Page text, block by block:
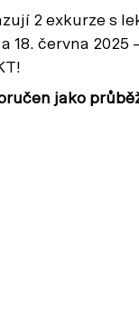
2 exkurze s
18. června
jako